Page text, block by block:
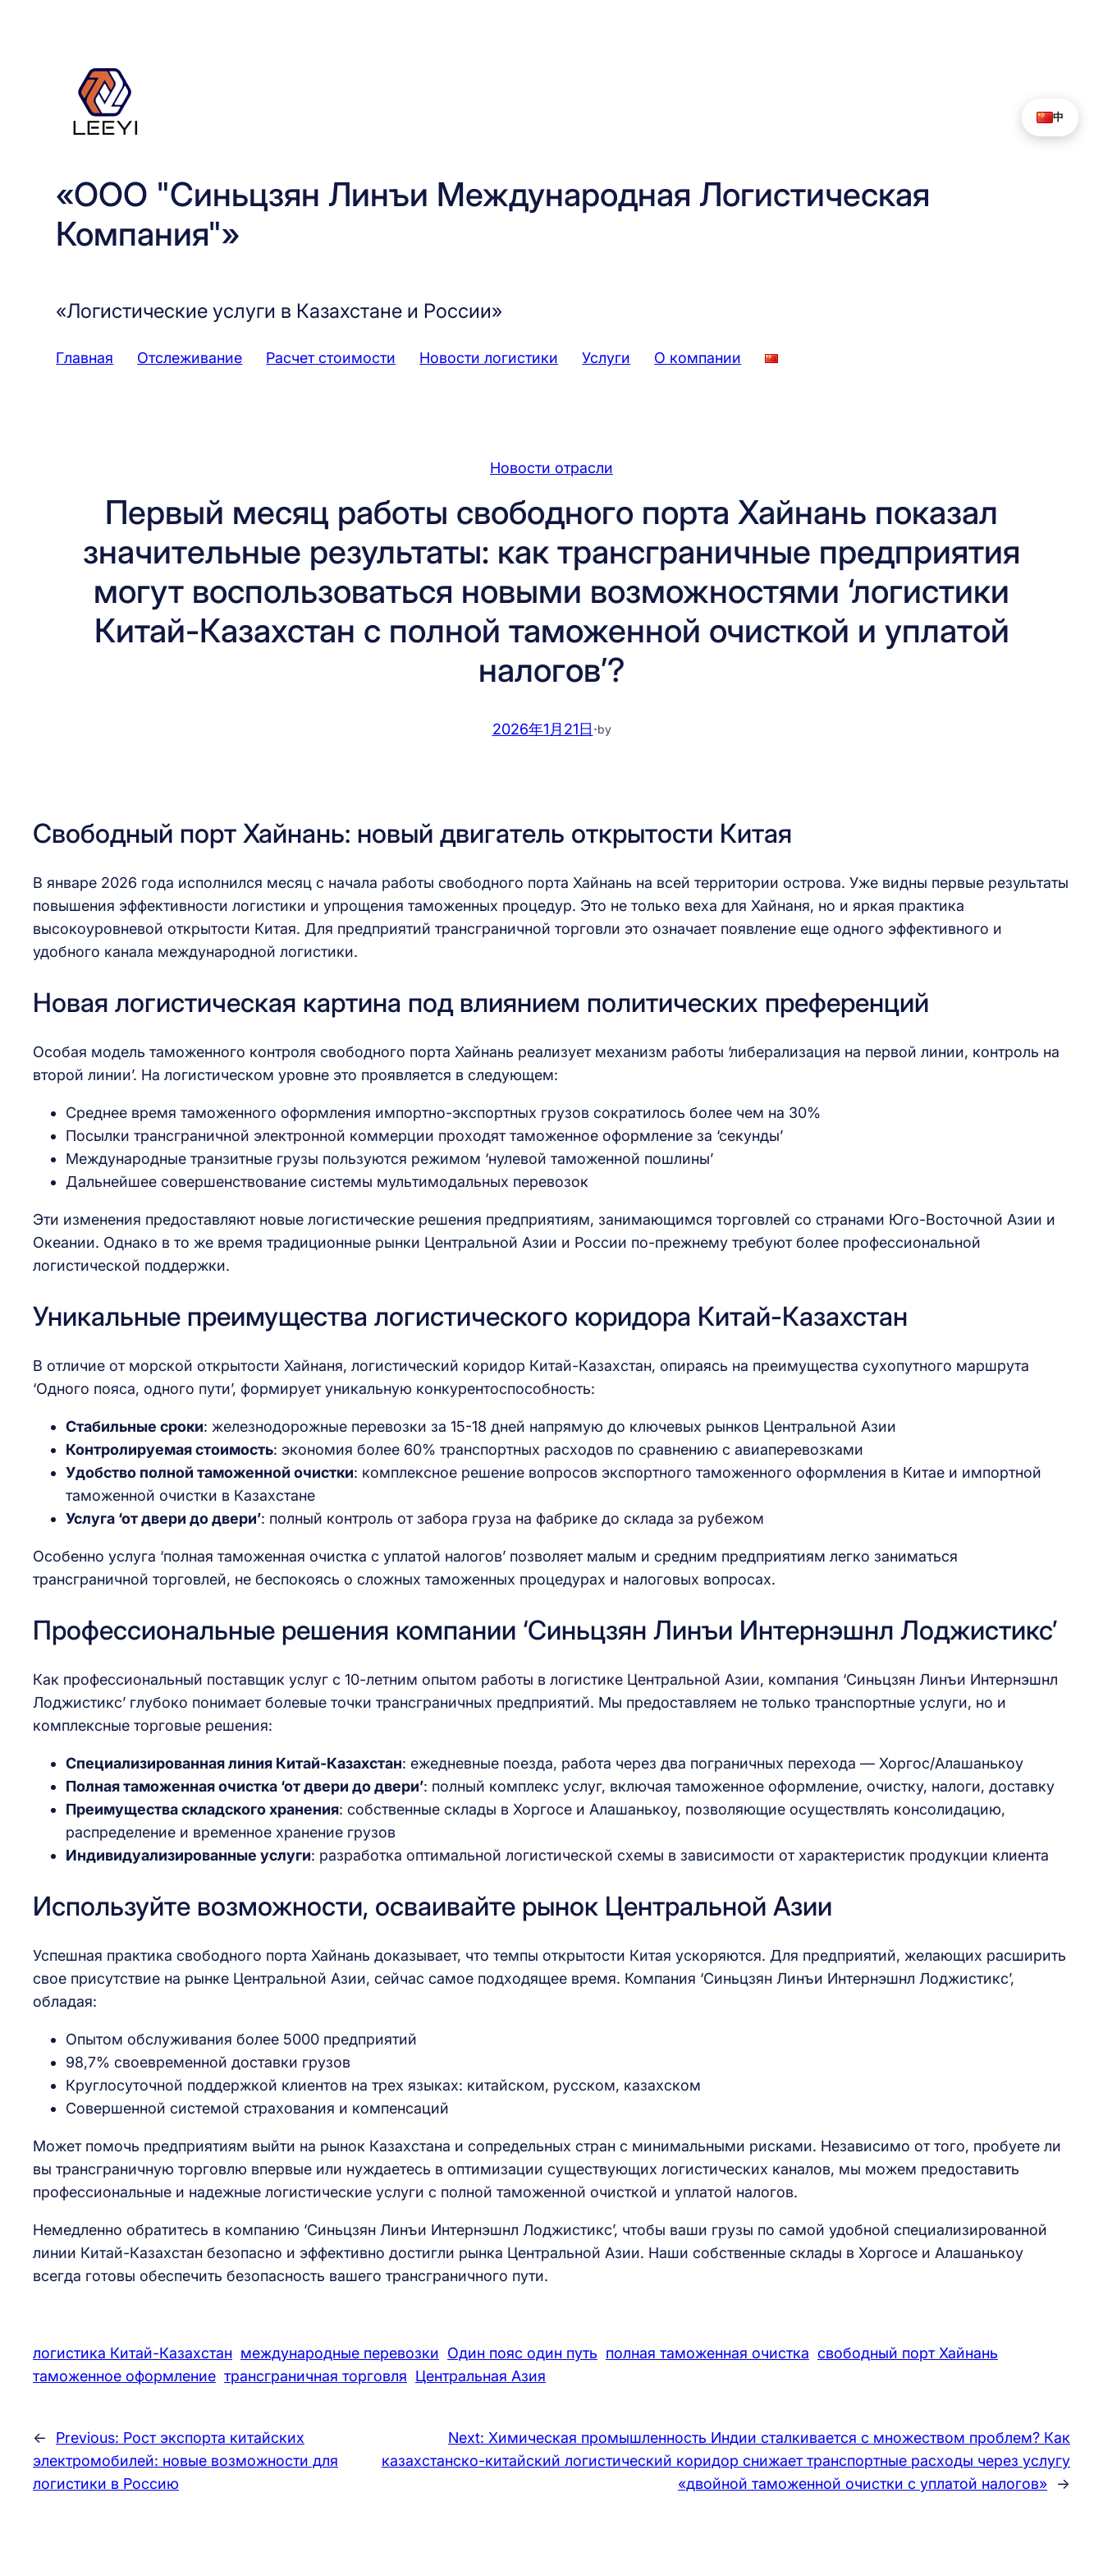
«ООО "Синьцзян Линъи Международная Логистическая
Компания"»
«Логистические услуги в Казахстане и России»
Главная Отслеживание Расчет стоимости Новости логистики Услуги О компании
Новости отрасли
Первый месяц работы свободного порта Хайнань показал
значительные результаты: как трансграничные предприятия
могут воспользоваться новыми возможностями ‘логистики
Китай-Казахстан с полной таможенной очисткой и уплатой
налогов’?
2026年1月21日·by
Свободный порт Хайнань: новый двигатель открытости Китая
В январе 2026 года исполнился месяц с начала работы свободного порта Хайнань на всей территории острова. Уже видны первые результаты
повышения эффективности логистики и упрощения таможенных процедур. Это не только веха для Хайнаня, но и яркая практика
высокоуровневой открытости Китая. Для предприятий трансграничной торговли это означает появление еще одного эффективного и
удобного канала международной логистики.
Новая логистическая картина под влиянием политических преференций
Особая модель таможенного контроля свободного порта Хайнань реализует механизм работы ‘либерализация на первой линии, контроль на
второй линии’. На логистическом уровне это проявляется в следующем:
Среднее время таможенного оформления импортно-экспортных грузов сократилось более чем на 30%
Посылки трансграничной электронной коммерции проходят таможенное оформление за ‘секунды’
Международные транзитные грузы пользуются режимом ‘нулевой таможенной пошлины’
Дальнейшее совершенствование системы мультимодальных перевозок
Эти изменения предоставляют новые логистические решения предприятиям, занимающимся торговлей со странами Юго-Восточной Азии и
Океании. Однако в то же время традиционные рынки Центральной Азии и России по-прежнему требуют более профессиональной
логистической поддержки.
Уникальные преимущества логистического коридора Китай-Казахстан
В отличие от морской открытости Хайнаня, логистический коридор Китай-Казахстан, опираясь на преимущества сухопутного маршрута
‘Одного пояса, одного пути’, формирует уникальную конкурентоспособность:
Стабильные сроки: железнодорожные перевозки за 15-18 дней напрямую до ключевых рынков Центральной Азии
Контролируемая стоимость: экономия более 60% транспортных расходов по сравнению с авиаперевозками
Удобство полной таможенной очистки: комплексное решение вопросов экспортного таможенного оформления в Китае и импортной
таможенной очистки в Казахстане
Услуга ‘от двери до двери’: полный контроль от забора груза на фабрике до склада за рубежом
Особенно услуга ‘полная таможенная очистка с уплатой налогов’ позволяет малым и средним предприятиям легко заниматься
трансграничной торговлей, не беспокоясь о сложных таможенных процедурах и налоговых вопросах.
Профессиональные решения компании ‘Синьцзян Линъи Интернэшнл Лоджистикс’
Как профессиональный поставщик услуг с 10-летним опытом работы в логистике Центральной Азии, компания ‘Синьцзян Линъи Интернэшнл
Лоджистикс’ глубоко понимает болевые точки трансграничных предприятий. Мы предоставляем не только транспортные услуги, но и
комплексные торговые решения:
Специализированная линия Китай-Казахстан: ежедневные поезда, работа через два пограничных перехода — Хоргос/Алашанькоу
Полная таможенная очистка ‘от двери до двери’: полный комплекс услуг, включая таможенное оформление, очистку, налоги, доставку
Преимущества складского хранения: собственные склады в Хоргосе и Алашанькоу, позволяющие осуществлять консолидацию,
распределение и временное хранение грузов
Индивидуализированные услуги: разработка оптимальной логистической схемы в зависимости от характеристик продукции клиента
Используйте возможности, осваивайте рынок Центральной Азии
Успешная практика свободного порта Хайнань доказывает, что темпы открытости Китая ускоряются. Для предприятий, желающих расширить
свое присутствие на рынке Центральной Азии, сейчас самое подходящее время. Компания ‘Синьцзян Линъи Интернэшнл Лоджистикс’,
обладая:
Опытом обслуживания более 5000 предприятий
98,7% своевременной доставки грузов
Круглосуточной поддержкой клиентов на трех языках: китайском, русском, казахском
Совершенной системой страхования и компенсаций
Может помочь предприятиям выйти на рынок Казахстана и сопредельных стран с минимальными рисками. Независимо от того, пробуете ли
вы трансграничную торговлю впервые или нуждаетесь в оптимизации существующих логистических каналов, мы можем предоставить
профессиональные и надежные логистические услуги с полной таможенной очисткой и уплатой налогов.
Немедленно обратитесь в компанию ‘Синьцзян Линъи Интернэшнл Лоджистикс’, чтобы ваши грузы по самой удобной специализированной
линии Китай-Казахстан безопасно и эффективно достигли рынка Центральной Азии. Наши собственные склады в Хоргосе и Алашанькоу
всегда готовы обеспечить безопасность вашего трансграничного пути.
логистика Китай-Казахстан международные перевозки Один пояс один путь полная таможенная очистка свободный порт Хайнань
таможенное оформление трансграничная торговля Центральная Азия
← Previous: Рост экспорта китайских
электромобилей: новые возможности для
логистики в Россию
Next: Химическая промышленность Индии сталкивается с множеством проблем? Как
казахстанско-китайский логистический коридор снижает транспортные расходы через услугу
«двойной таможенной очистки с уплатой налогов»
→
中